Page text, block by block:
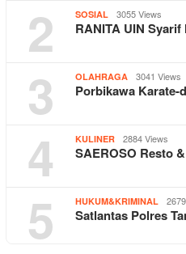
2 SOSIAL 3055 Views
RANITA UIN
3 OLAHRAGA 3041 Views
Porbikawa
4 KULINER 2884 Views
SAEROSO Resto
5 HUKUM&KRIMINAL
Satlantas Polres